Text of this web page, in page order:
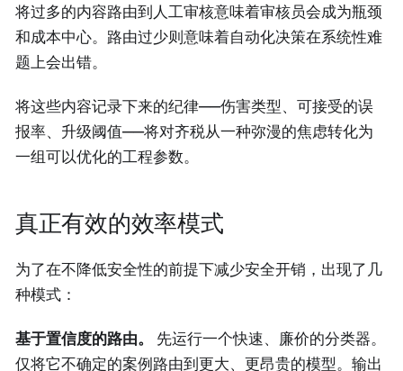
将过多的内容路由到人工审核意味着审核员会成为瓶颈
和成本中心。路由过少则意味着自动化决策在系统性难
题上会出错。
将这些内容记录下来的纪律——伤害类型、可接受的误
报率、升级阈值——将对齐税从一种弥漫的焦虑转化为
一组可以优化的工程参数。
真正有效的效率模式
为了在不降低安全性的前提下减少安全开销，出现了几
种模式：
基于置信度的路由。
先运行一个快速、廉价的分类器。
仅将它不确定的案例路由到更大、更昂贵的模型。输出